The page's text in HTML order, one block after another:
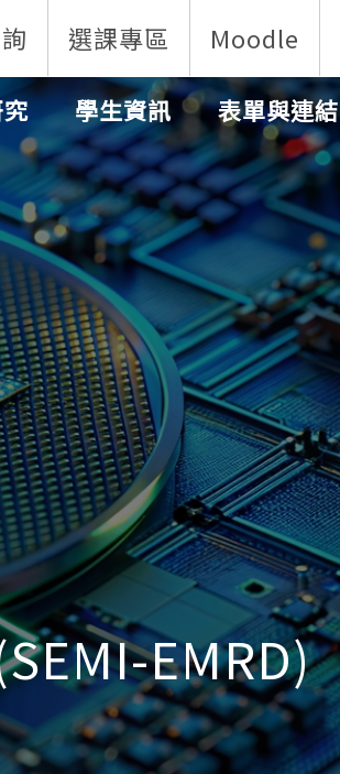
選課專區 Moodle
學生資訊 表單與連結
EMRD)